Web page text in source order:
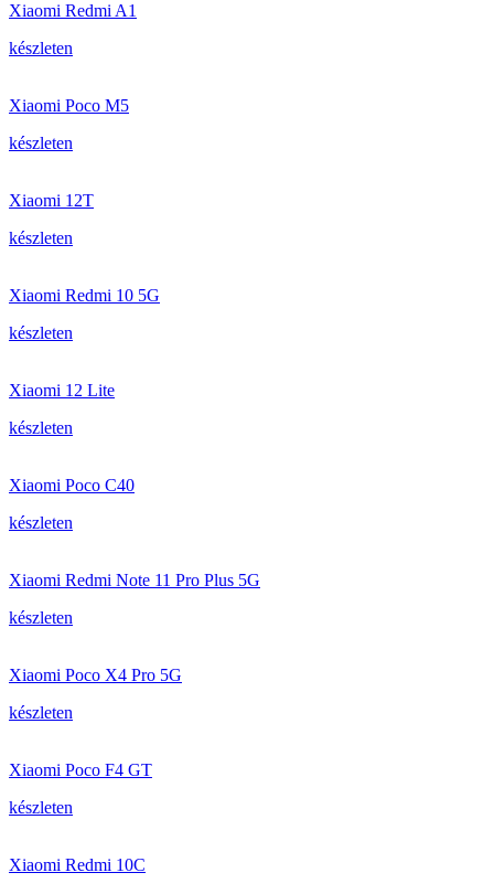
Xiaomi Redmi A1
készleten
Xiaomi Poco M5
készleten
Xiaomi 12T
készleten
Xiaomi Redmi 10 5G
készleten
Xiaomi 12 Lite
készleten
Xiaomi Poco C40
készleten
Xiaomi Redmi Note 11 Pro Plus 5G
készleten
Xiaomi Poco X4 Pro 5G
készleten
Xiaomi Poco F4 GT
készleten
Xiaomi Redmi 10C